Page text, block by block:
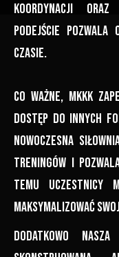
koordynacji oraz
podejście
czasie.
Co ważne, MKKK
dostęp do innych
nowoczesna
treningów i
temu uczestnicy
maksymalizować
Dodatkowo